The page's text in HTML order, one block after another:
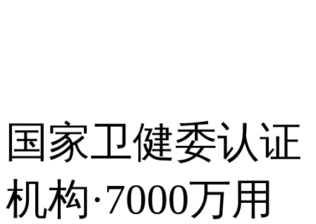
国家卫健委认证
机构·7000万用